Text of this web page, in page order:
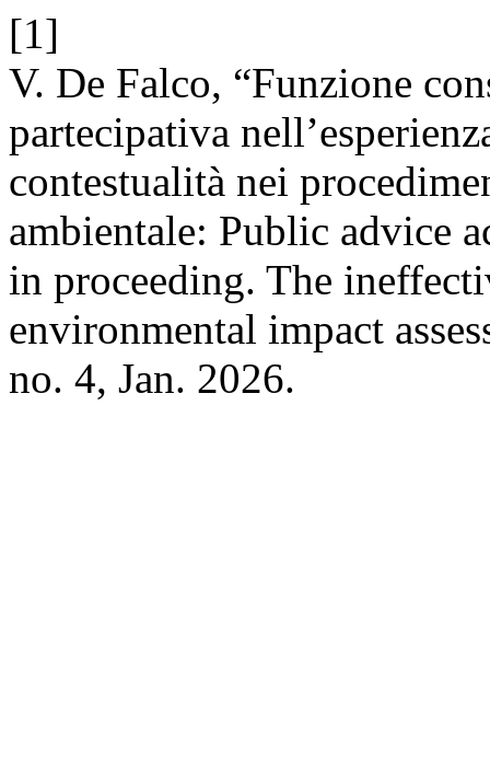
[1]
V. De Falco, “Funzione
partecipativa
contestualità nei
ambientale: Public advice
in proceeding. The
environmental impact
no. 4, Jan. 2026.